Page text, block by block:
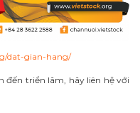
dat-gian-hang/
đến triển lãm, hãy liên hệ với